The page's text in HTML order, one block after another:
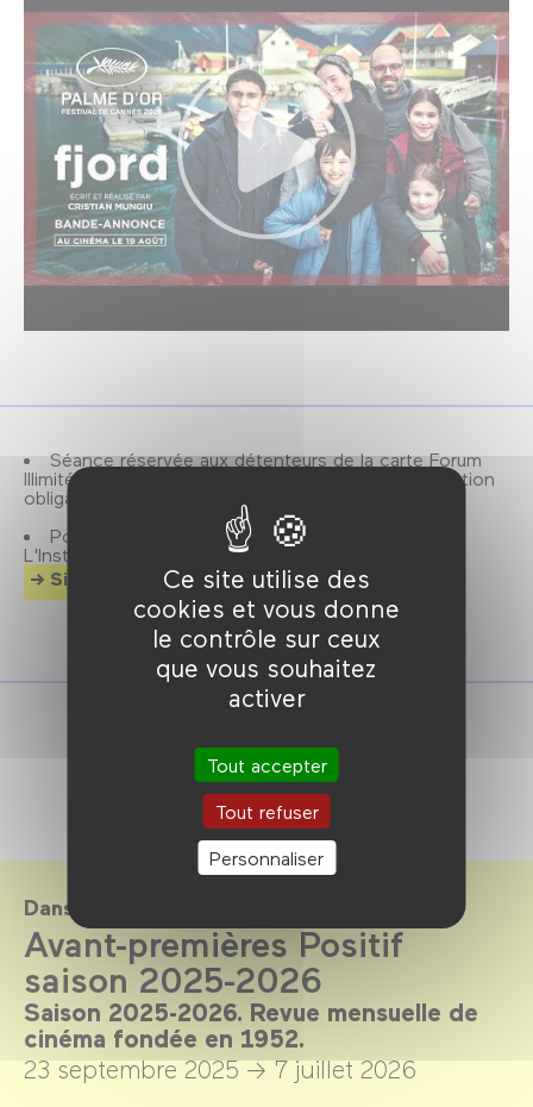
Ce site utilise des
cookies et vous donne
le contrôle sur ceux
que vous souhaitez
activer
Tout accepter
Tout refuser
Personnaliser
Séance réservée aux détenteurs de la carte Forum
Illimité et aux abonné·es de la revue Positif, réservation
obligatoire.
Positif, revue mensuelle de cinéma éditée par
L'Institut Lumière.
Site officiel
Dans le cadre de
Avant-premières Positif
saison 2025-2026
Saison 2025-2026. Revue mensuelle de
cinéma fondée en 1952.
23 septembre 2025 → 7 juillet 2026